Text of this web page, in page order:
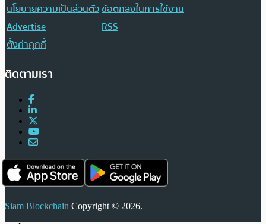
นโยบายความเป็นส่วนตัวข้อตกลงในการใช้งาน
Advertise
RSS
ตั้งค่าคุกกี้
ติดตามเรา
Siam Blockchain Copyright © 2026.